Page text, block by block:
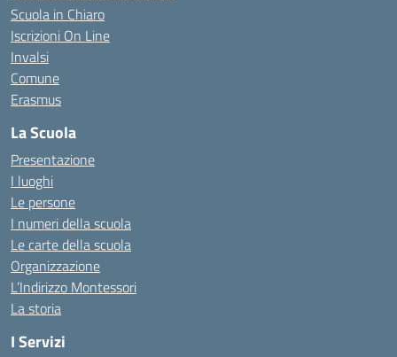
Scuola in Chiaro
Iscrizioni On Line
Invalsi
Comune
Erasmus
La Scuola
Presentazione
I luoghi
Le persone
I numeri della scuola
Le carte della scuola
Organizzazione
L’Indirizzo Montessori
La storia
I Servizi